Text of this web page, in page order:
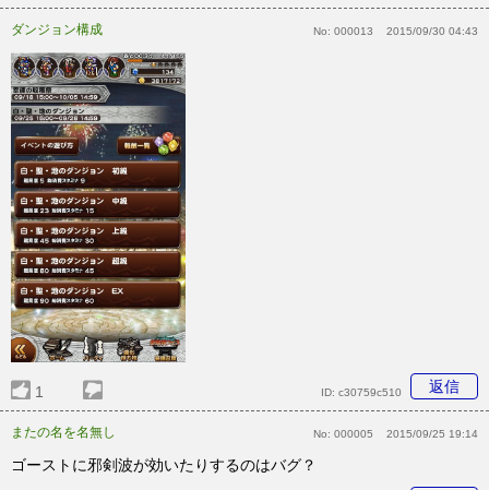
ダンジョン構成 No: 000013 2015/09/30 04:43
1 返信
ID: c30759c510
またの名を名無し No: 000005 2015/09/25 19:14
ゴーストに邪剣波が効いたりするのはバグ？